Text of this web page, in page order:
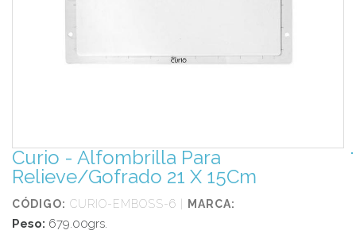
Curio - Alfombrilla Para
Relieve/Gofrado 21 X 15Cm
CÓDIGO: CURIO-EMBOSS-6 | MARCA:
Peso: 679.00grs.